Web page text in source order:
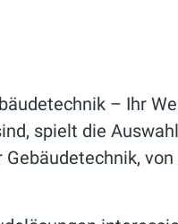
– Ihr
spielt die